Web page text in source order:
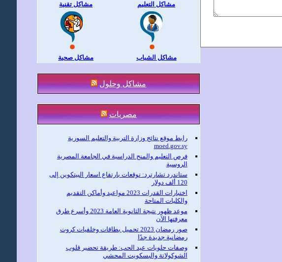
مشاكل تقنية مشاكل التعليم
مشاكل صحية مشاكل الشباب
مشاكل وحلول
مصريات
رابط موقع نتائج وزارة التربية والتعليم السورية
moed.gov.sy
فرص التعليم والمنح الدراسية في الجامعة المصرية
الروسية
ستاندرد تشارترد: توقعات بارتفاع اسعار البيتكوين إلى
120 ألف دولار
اختبارات القدرات 2023 مواعيد وأماكن التقديم
والكليات المتاحة
موعد ظهور نتيجة الثانوية العامة 2023 وأسرع طرق
معرفتها الآن
صور رمضان 2023 تحميل بطاقات وخلفيات كروت
رمضانية جديدة جدًا
وصفات حلويات عيد الحب: طريقة تحضير قلوب
الشوكولاتة والبسكويت المحشي